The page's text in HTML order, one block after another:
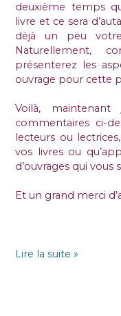
deuxième temps
livre et ce sera
déjà un peu
Naturellement,
présenterez les
ouvrage pour cette
Voilà, maintenant
commentaires ci-
lecteurs ou
vos livres ou
d’ouvrages qui vous
Et un grand merci
Lire la suite »